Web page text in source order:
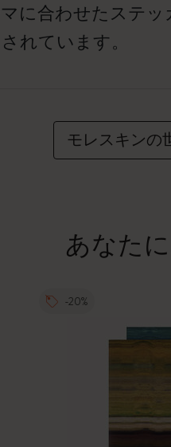
に合わせたステ
れています。
モレスキンの
あなた
-20%